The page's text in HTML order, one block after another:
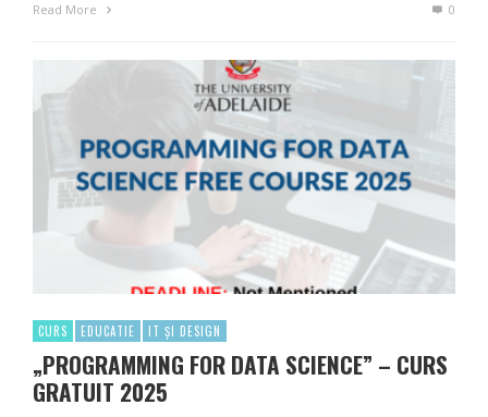
Read More 0
CURS EDUCATIE IT ȘI DESIGN
„PROGRAMMING FOR DATA SCIENCE” – CURS
GRATUIT 2025